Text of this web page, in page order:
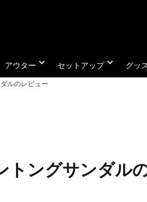
アウター expand_more セットアップexpand_more グッ
ルのレビュー
トングサンダル